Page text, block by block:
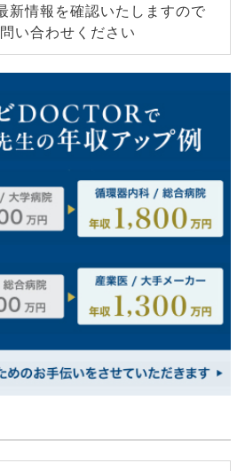
新情報を確認いたしますので
い合わせください